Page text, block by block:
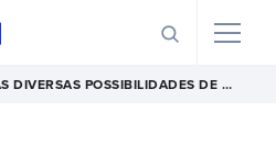
AS DIVERSAS POSSIBILIDADES DE UNIR SEU NEGÓCIO AO MERCADO DE ASSINATURAS